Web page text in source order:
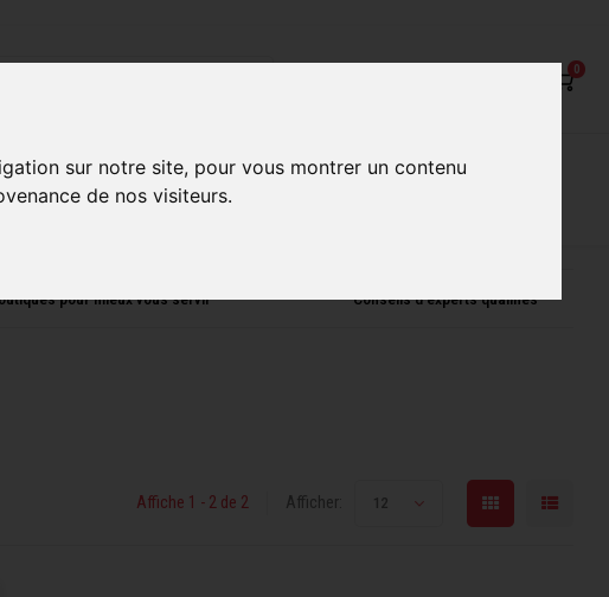
sur notre site, pour vous montrer un contenu
de nos visiteurs.
0
Liquidation Nos Services Nos boutiques
pour mieux vous servir Conseils d'experts qualifiés
Affiche 1 - 2 de 2 Afficher: 12